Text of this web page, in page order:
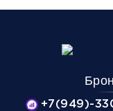
+7(949)-